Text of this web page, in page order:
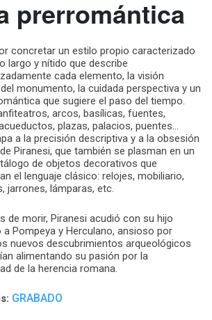
prerromántica
concretar un estilo propio caracterizado
largo y nítido que describe
cada elemento, la visión
monumento, la cuidada perspectiva y un
que sugiere el paso del tiempo.
arcos, basílicas, fuentes,
plazas, palacios, puentes…
a la precisión descriptiva y a la obsesión
Piranesi, que también se plasman en un
de objetos decorativos que
el lenguaje clásico: relojes, mobiliario,
jarrones, lámparas, etc.
de morir, Piranesi acudió con su hijo
a Pompeya y Herculano, ansioso por
nuevos descubrimientos arqueológicos
alimentando su pasión por la
de la herencia romana.
GRABADO